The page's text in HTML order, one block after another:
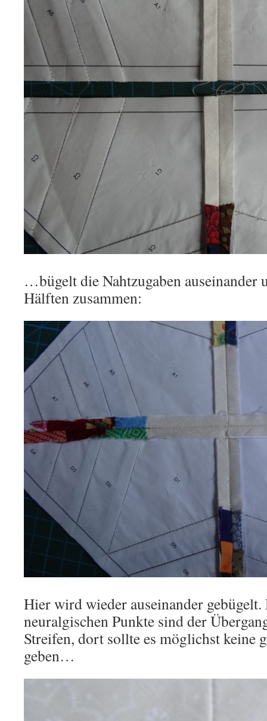
…bügelt die Nahtzugaben auseinander
Hälften zusammen:
Hier wird wieder auseinander gebügelt.
neuralgischen Punkte sind der
Streifen, dort sollte es möglichst keine
geben…